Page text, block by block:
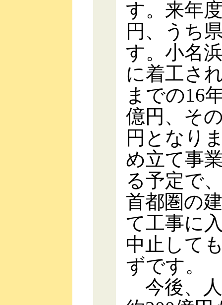
す。来年
円、うち
す。小名
に着工さ
までの16
億円、そ
円となり
め立て事
る予定で
首都圏の
て工事に
中止して
ずです。
今後、